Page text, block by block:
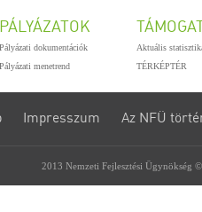
PÁLYÁZATOK
Pályázati dokumentációk
Pályázati menetrend
Aktuális
TÉRKÉPTÉR
Impresszum Az NFÜ
2013 Nemzeti Fejlesztési Ügynökség